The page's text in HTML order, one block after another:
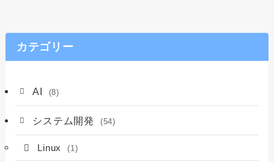
カテゴリー
AI (8)
システム開発 (54)
Linux (1)